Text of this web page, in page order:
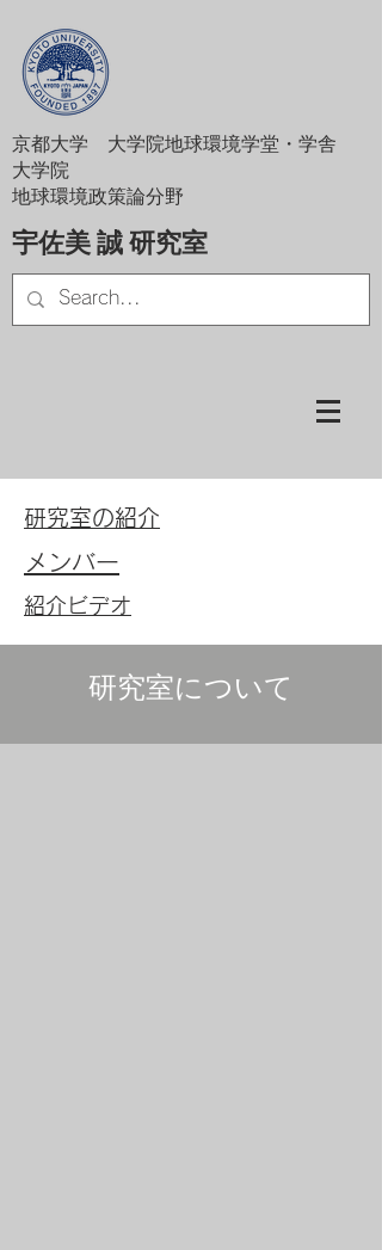
京都大学 大学院地球環境学堂・学舎
大学院
地球環境政策論分野
宇佐美 誠 研究室
研究室の紹介
メンバー
紹介ビデオ
研究室について